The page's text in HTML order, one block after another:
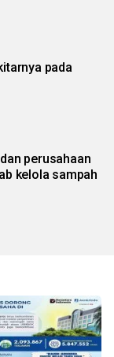
pada
perusahaan
kelola sampah